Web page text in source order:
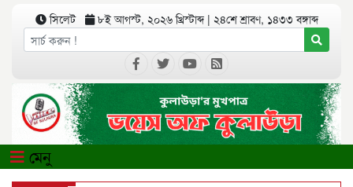
সিলেট ৮ই আগস্ট, ২০২৬ খ্রিস্টাব্দ| ২৪শে শ্রাবণ, ১৪৩৩ বঙ্গাব্দ
মেনু